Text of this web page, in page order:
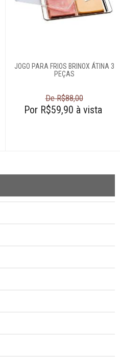
JOGO PARA FRIOS BRINOX ÁTINA 3
PEÇAS
De R$88,00
Por R$59,90 à vista